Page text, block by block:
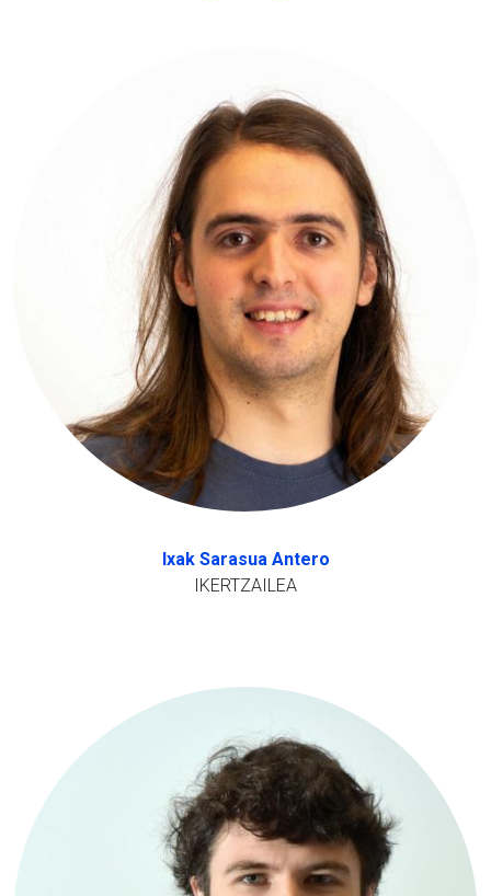
Ixak Sarasua Antero
IKERTZAILEA